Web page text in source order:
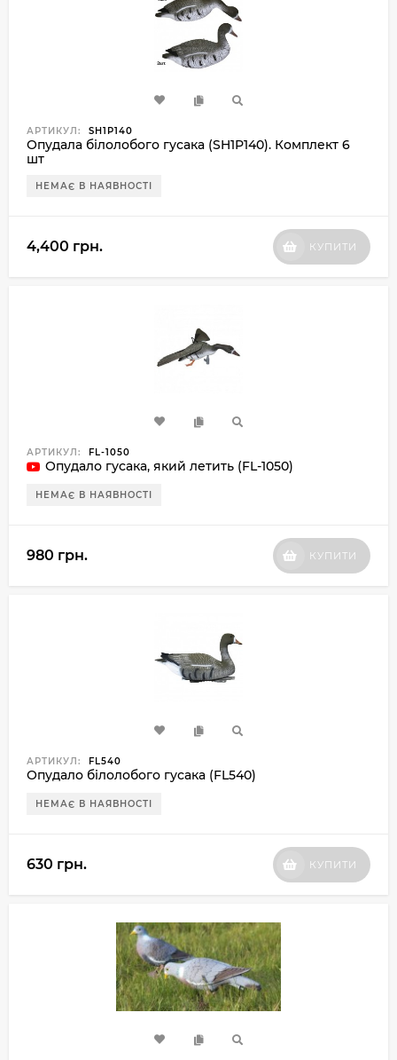
АРТИКУЛ: SH1P140
Опудала білолобого гусака (SH1P140). Комплект 6
шт
НЕМАЄ В НАЯВНОСТІ
4,400 грн. КУПИТИ
АРТИКУЛ: FL-1050
Опудало гусака, який летить (FL-1050)
НЕМАЄ В НАЯВНОСТІ
980 грн. КУПИТИ
АРТИКУЛ: FL540
Опудало білолобого гусака (FL540)
НЕМАЄ В НАЯВНОСТІ
630 грн. КУПИТИ